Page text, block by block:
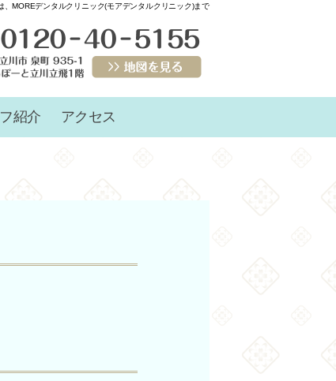
MOREデンタルクリニック(モアデンタルクリニック)まで
紹介 アクセス